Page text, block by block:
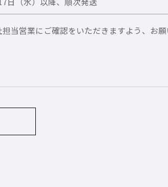
営業にご確認をいただきますよう、お願